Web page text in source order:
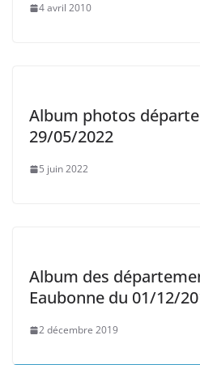
4 avril 2010
Album photos
29/05/2022
5 juin 2022
Album des
Eaubonne du 01/12/
2 décembre 2019